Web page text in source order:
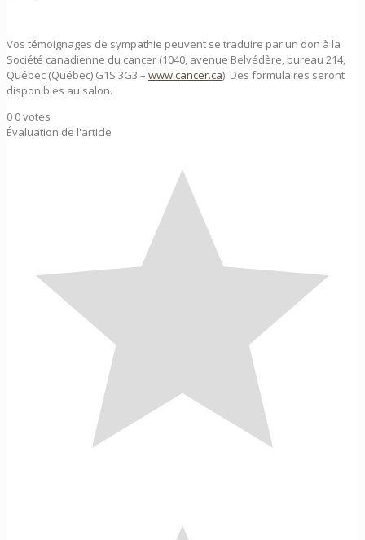
Vos témoignages de sympathie peuvent se traduire par un don à la
Société canadienne du cancer (1040, avenue Belvédère, bureau 214,
Québec (Québec) G1S 3G3 – www.cancer.ca). Des formulaires seront
disponibles au salon.
0 0votes
Évaluation de l'article